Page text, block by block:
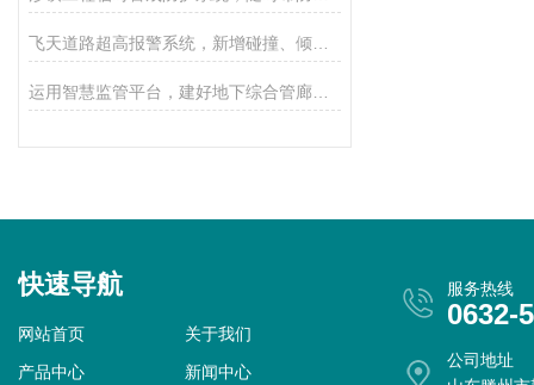
快速导航
网站首页
关于我们
产品中心
新闻中心
服务热线
0632-
公司地址